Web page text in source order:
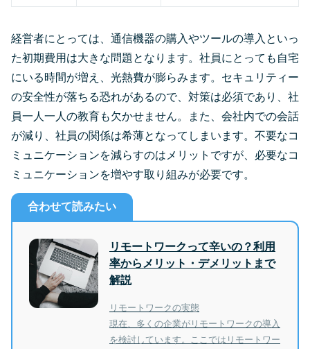
経営者にとっては、通信機器の購入やツールの導入といっ
た初期費用は大きな問題となります。社員にとっても自宅
にいる時間が増え、光熱費が膨らみます。セキュリティー
の安全性が落ちる恐れがあるので、対策は必須であり、社
員一人一人の教育も欠かせません。また、会社内での会話
が減り、社員の関係は希薄となってしまいます。不要なコ
ミュニケーションを減らすのはメリットですが、必要なコ
ミュニケーションを増やす取り組みが必要です。
合わせて読みたい
リモートワークって辛いの？利用
率からメリット・デメリットまで
解説
リモートワークの実態
現在、多くの企業がリモートワークの導入
を検討しています。ここではリモートワー